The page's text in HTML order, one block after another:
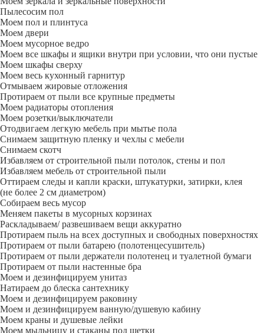
Пылесосим пол
Моем пол и плинтуса
Моем двери
Моем мусорное ведро
Моем все шкафы и ящики внутри при условии, что они пустые
Моем шкафы сверху
Моем весь кухонный гарнитур
Отмываем жировые отложения
Протираем от пыли все крупные предметы
Моем радиаторы отопления
Моем розетки/выключатели
Отодвигаем легкую мебель при мытье пола
Снимаем защитную пленку и чехлы с мебели
Снимаем скотч
Избавляем от строительной пыли потолок, стены и пол
Избавляем мебель от строительной пыли
Оттираем следы и капли краски, штукатурки, затирки, клея
(не более 2 см диаметром)
Собираем весь мусор
Меняем пакеты в мусорных корзинах
Раскладываем/ развешиваем вещи аккуратно
Протираем пыль на всех доступных и свободных поверхностях
Протираем от пыли батарею (полотенцесушитель)
Протираем от пыли держатели полотенец и туалетной бумаги
Протираем от пыли настенные бра
Моем и дезинфицируем унитаз
Натираем до блеска сантехнику
Моем и дезинфицируем раковину
Моем и дезинфицируем ванную/душевую кабину
Моем краны и душевые лейки
Моем мыльницу и стаканы под щетки